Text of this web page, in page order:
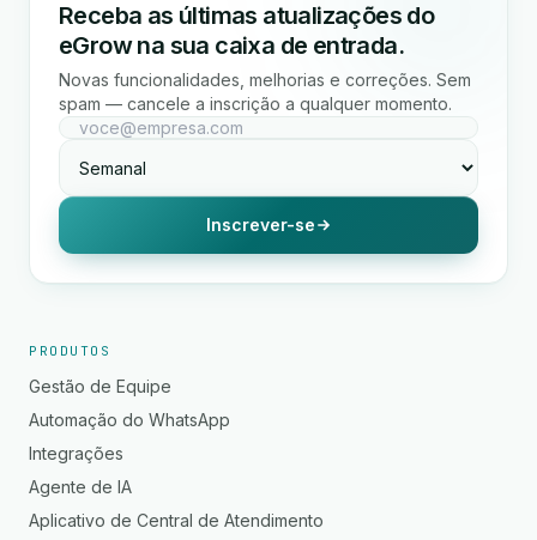
Receba as últimas atualizações do
eGrow na sua caixa de entrada.
Novas funcionalidades, melhorias e correções. Sem
spam — cancele a inscrição a qualquer momento.
Inscrever-se
PRODUTOS
Gestão de Equipe
Automação do WhatsApp
Integrações
Agente de IA
Aplicativo de Central de Atendimento